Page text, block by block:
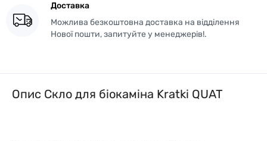
Доставка
Можлива безкоштовна доставка на відділення
Нової пошти, запитуйте у менеджерів!.
Опис Скло для біокаміна Kratki QUAT